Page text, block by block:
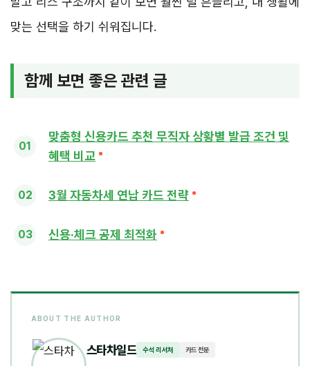
맞는 선택을 하기 쉬워집니다.
함께 보면 좋은 관련 글
맞춤형 신용카드 추천 무직자 상황별 발급 조건 및
혜택 비교
3월 자동차세 연납 카드 전략
신용·체크 공제 최적화
ABOUT THE AUTHOR
스타차일드 수석 리서처 카드 전문